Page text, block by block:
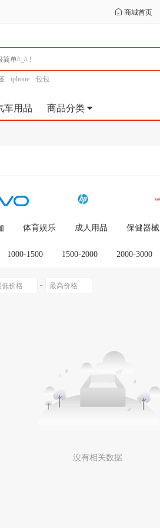
商城首页
iphone 包包
车用品 商品分类
体育娱乐 成人用品 保健器械
1000-1500 1500-2000 2000-3000
-
没有相关数据